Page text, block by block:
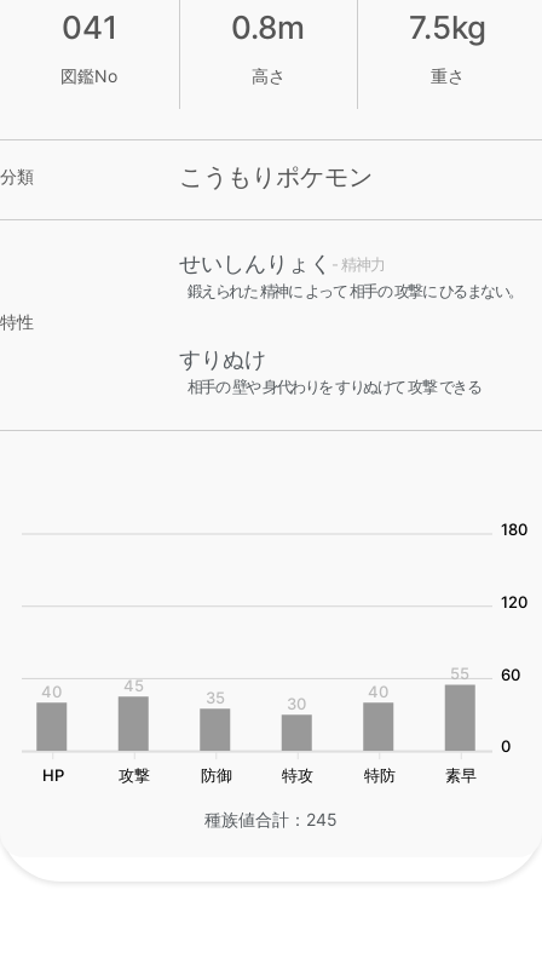
041
図鑑No
0.8m
高さ
7.5kg
重さ
分類 こうもりポケモン
特性
せいしんりょく - 精神力
鍛えられた 精神に よって 相手の 攻撃に ひるまない。
すりぬけ
相手の 壁や 身代わりを すりぬけて 攻撃 できる
HP 攻撃 防御 特攻 特防 素早
40 45
35 30
40
55
180
120
60
0
種族値合計：245